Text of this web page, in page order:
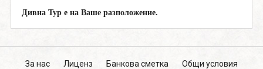
Дивна Тур е на Ваше разположение.
За нас Лиценз Банкова сметка
Общи условия